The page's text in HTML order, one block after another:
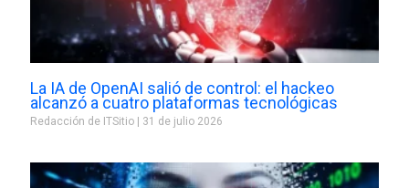
La IA de OpenAI salió de control: el hackeo
alcanzó a cuatro plataformas tecnológicas
Redacción de ITSitio 31 de julio 2026